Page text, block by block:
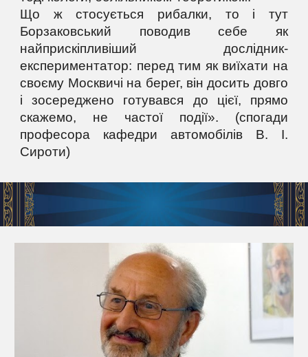
Що ж стосується рибалки, то і тут
Борзаковський поводив себе як
найприскіпливіший дослідник-
експериментатор: перед тим як виїхати на
своєму Москвичі на берег, він досить довго
і зосереджено готувався до цієї, прямо
скажемо, не частої події». (спогади
професора кафедри автомобілів В. І.
Сироти)